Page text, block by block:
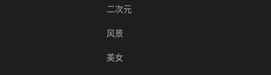
二次元
风景
美女